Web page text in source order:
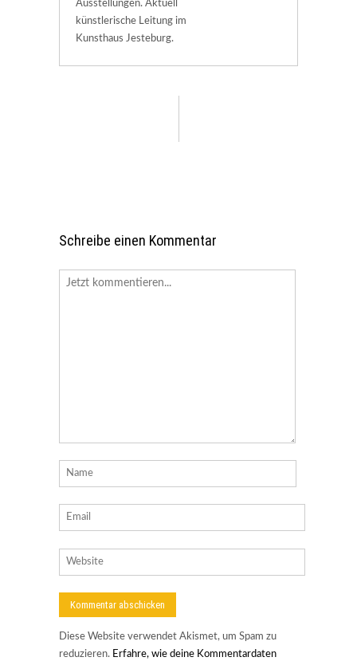
Ausstellungen. Aktuell
künstlerische Leitung im
Kunsthaus Jesteburg.
Schreibe einen Kommentar
Diese Website verwendet Akismet, um Spam zu
reduzieren. Erfahre, wie deine Kommentardaten